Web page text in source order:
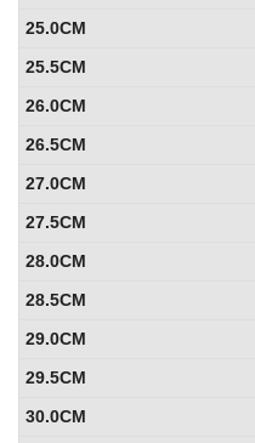
25.0CM
25.5CM
26.0CM
26.5CM
27.0CM
27.5CM
28.0CM
28.5CM
29.0CM
29.5CM
30.0CM